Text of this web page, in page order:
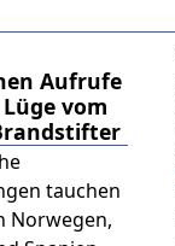
Aufrufe
vom
tauchen
Norwegen,